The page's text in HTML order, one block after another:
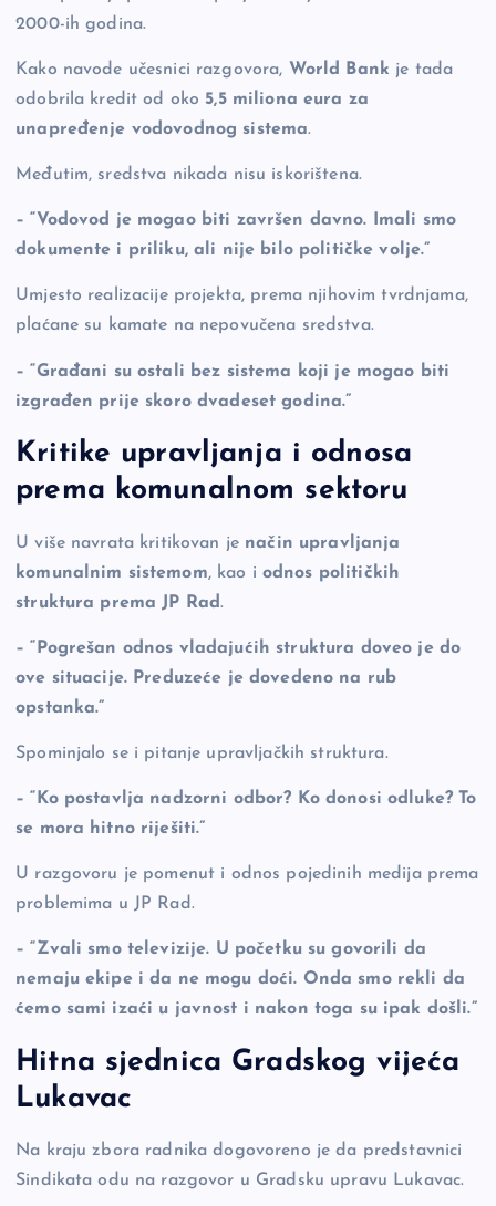
2000-ih godina.
Kako navode učesnici razgovora, World Bank je tada
odobrila kredit od oko 5,5 miliona eura za
unapređenje vodovodnog sistema.
Međutim, sredstva nikada nisu iskorištena.
– “Vodovod je mogao biti završen davno. Imali smo
dokumente i priliku, ali nije bilo političke volje.”
Umjesto realizacije projekta, prema njihovim tvrdnjama,
plaćane su kamate na nepovučena sredstva.
– “Građani su ostali bez sistema koji je mogao biti
izgrađen prije skoro dvadeset godina.”
Kritike upravljanja i odnosa
prema komunalnom sektoru
U više navrata kritikovan je način upravljanja
komunalnim sistemom, kao i odnos političkih
struktura prema JP Rad.
– “Pogrešan odnos vladajućih struktura doveo je do
ove situacije. Preduzeće je dovedeno na rub
opstanka.”
Spominjalo se i pitanje upravljačkih struktura.
– “Ko postavlja nadzorni odbor? Ko donosi odluke? To
se mora hitno riješiti.”
U razgovoru je pomenut i odnos pojedinih medija prema
problemima u JP Rad.
– “Zvali smo televizije. U početku su govorili da
nemaju ekipe i da ne mogu doći. Onda smo rekli da
ćemo sami izaći u javnost i nakon toga su ipak došli.”
Hitna sjednica Gradskog vijeća
Lukavac
Na kraju zbora radnika dogovoreno je da predstavnici
Sindikata odu na razgovor u Gradsku upravu Lukavac.